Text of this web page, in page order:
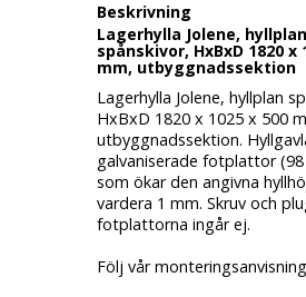
Beskrivning
Lagerhylla Jolene, hyllplan
spånskivor, HxBxD 1820 x
mm, utbyggnadssektion
Lagerhylla Jolene, hyllplan
HxBxD 1820 x 1025 x 500
utbyggnadssektion.
galvaniserade fotplattor
som ökar den angivna
vardera 1 mm. Skruv och
fotplattorna ingår ej.
Följ vår